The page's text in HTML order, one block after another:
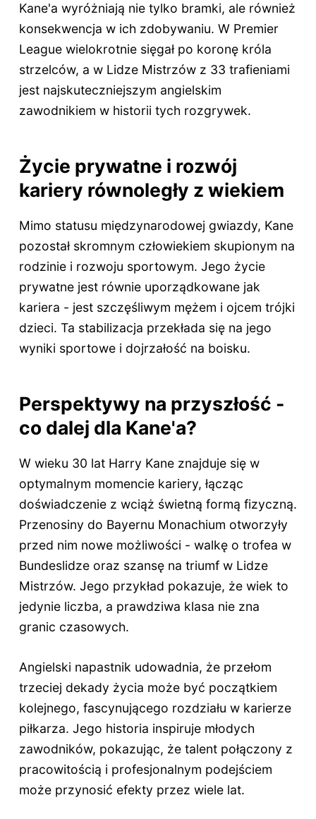
Kane'a wyróżniają nie tylko bramki, ale również
konsekwencja w ich zdobywaniu. W Premier
League wielokrotnie sięgał po koronę króla
strzelców, a w Lidze Mistrzów z 33 trafieniami
jest najskuteczniejszym angielskim
zawodnikiem w historii tych rozgrywek.
Życie prywatne i rozwój
kariery równoległy z wiekiem
Mimo statusu międzynarodowej gwiazdy, Kane
pozostał skromnym człowiekiem skupionym na
rodzinie i rozwoju sportowym. Jego życie
prywatne jest równie uporządkowane jak
kariera - jest szczęśliwym mężem i ojcem trójki
dzieci. Ta stabilizacja przekłada się na jego
wyniki sportowe i dojrzałość na boisku.
Perspektywy na przyszłość -
co dalej dla Kane'a?
W wieku 30 lat Harry Kane znajduje się w
optymalnym momencie kariery, łącząc
doświadczenie z wciąż świetną formą fizyczną.
Przenosiny do Bayernu Monachium otworzyły
przed nim nowe możliwości - walkę o trofea w
Bundeslidze oraz szansę na triumf w Lidze
Mistrzów. Jego przykład pokazuje, że wiek to
jedynie liczba, a prawdziwa klasa nie zna
granic czasowych.
Angielski napastnik udowadnia, że przełom
trzeciej dekady życia może być początkiem
kolejnego, fascynującego rozdziału w karierze
piłkarza. Jego historia inspiruje młodych
zawodników, pokazując, że talent połączony z
pracowitością i profesjonalnym podejściem
może przynosić efekty przez wiele lat.